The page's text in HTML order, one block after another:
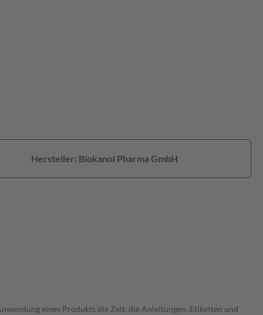
Hersteller: Biokanol Pharma GmbH
eines Produkts die Zeit, die Anleitungen, Etiketten und